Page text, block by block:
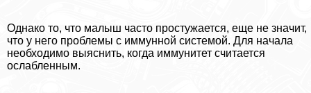
Однако то, что малыш часто простужается, еще не значит,
что у него проблемы с иммунной системой. Для начала
необходимо выяснить, когда иммунитет считается
ослабленным.